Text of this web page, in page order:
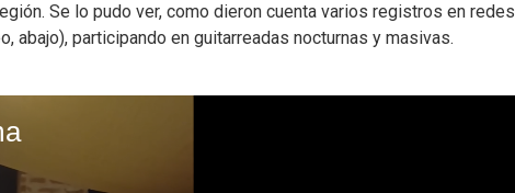
Se lo pudo ver, como dieron cuenta varios registros en redes
abajo), participando en guitarreadas nocturnas y masivas.